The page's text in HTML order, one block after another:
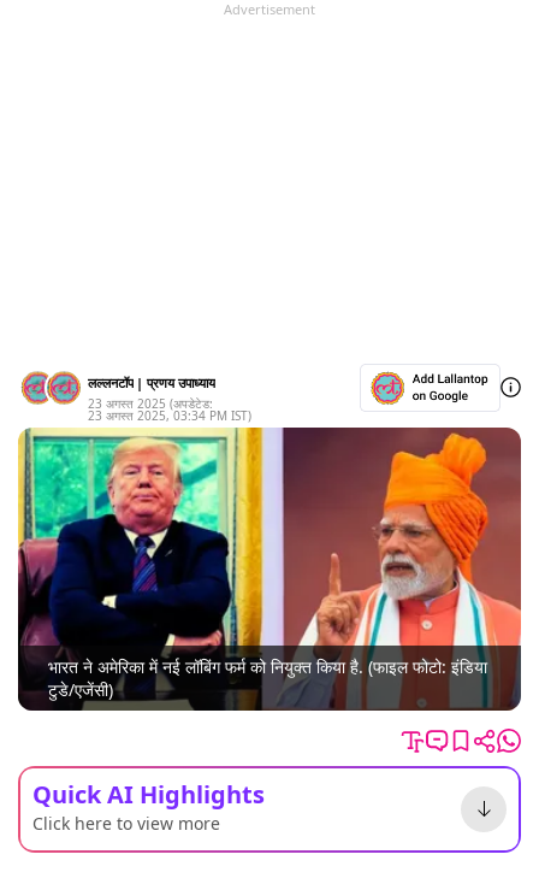
Advertisement
लल्लनटॉप | प्रणय उपाध्याय
23 अगस्त 2025 (अपडेटेड:
23 अगस्त 2025, 03:34 PM IST)
भारत ने अमेरिका में नई लॉबिंग फर्म को नियुक्त किया है. (फाइल फोटो: इंडिया
टुडे/एजेंसी)
Quick AI Highlights
Click here to view more